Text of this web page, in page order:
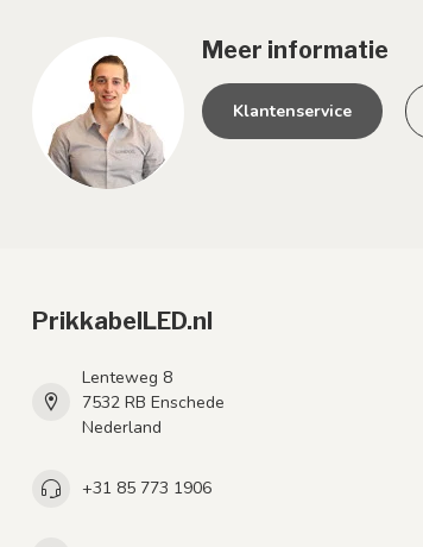
Meer informatie
Klantenservice
PrikkabelLED.nl
Lenteweg 8
7532 RB Enschede
Nederland
+31 85 773 1906